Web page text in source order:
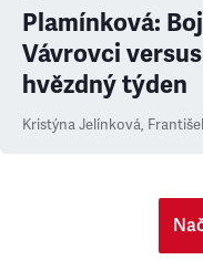
Plamínková:
Vávrovci
hvězdný týden
Kristýna Jelínková,